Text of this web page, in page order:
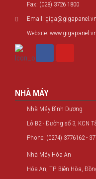
Fax: (028) 3726 1800
Email: giga@gigapanel.vn
Website: www.gigapanel.vn
NHÀ MÁY
Nhà Máy Bình Dương
Lô B2 - Đường số 3, KCN
Phone: (0274) 3776162 -
Nhà Máy Hóa An
Hóa An, TP. Biên Hòa,